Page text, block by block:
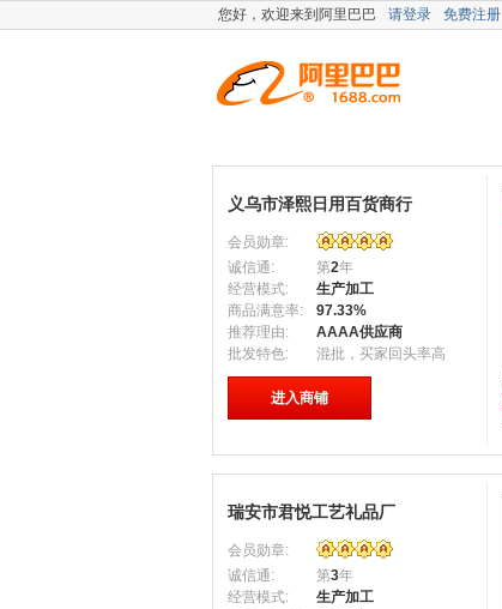
您好， 欢迎来到阿里巴巴 请登录 免费注册
义乌市泽熙日用百货商行
会员勋章:
诚信通:
第2年
经营模式:
生产加工
商品满意率:
97.33%
推荐理由:
AAAA供应商
批发特色:
混批，买家回头率高
进入商铺
瑞安市君悦工艺礼品厂
会员勋章:
诚信通:
第3年
经营模式:
生产加工